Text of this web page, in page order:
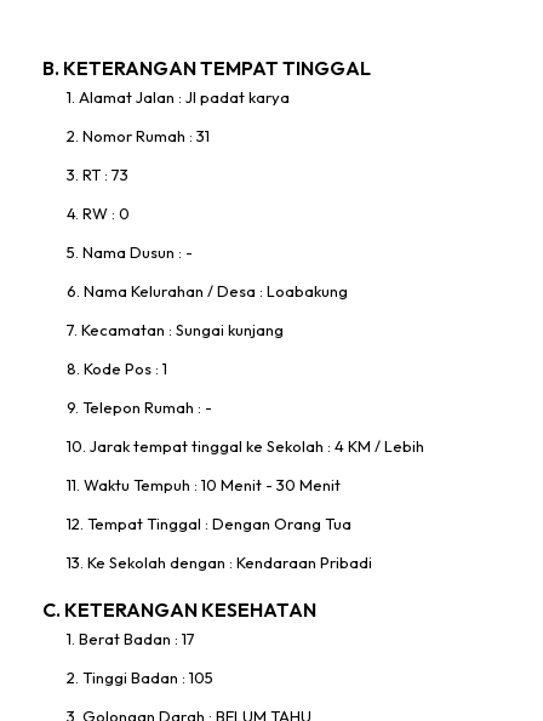
B. KETERANGAN TEMPAT TINGGAL
1. Alamat Jalan : Jl padat karya
2. Nomor Rumah : 31
3. RT : 73
4. RW : 0
5. Nama Dusun : -
6. Nama Kelurahan / Desa : Loabakung
7. Kecamatan : Sungai kunjang
8. Kode Pos : 1
9. Telepon Rumah : -
10. Jarak tempat tinggal ke Sekolah : 4 KM / Lebih
11. Waktu Tempuh : 10 Menit - 30 Menit
12. Tempat Tinggal : Dengan Orang Tua
13. Ke Sekolah dengan : Kendaraan Pribadi
C. KETERANGAN KESEHATAN
1. Berat Badan : 17
2. Tinggi Badan : 105
3. Golongan Darah : BELUM TAHU